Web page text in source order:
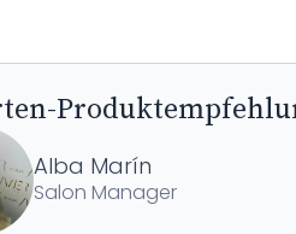
Alba Marín
Salon Manager